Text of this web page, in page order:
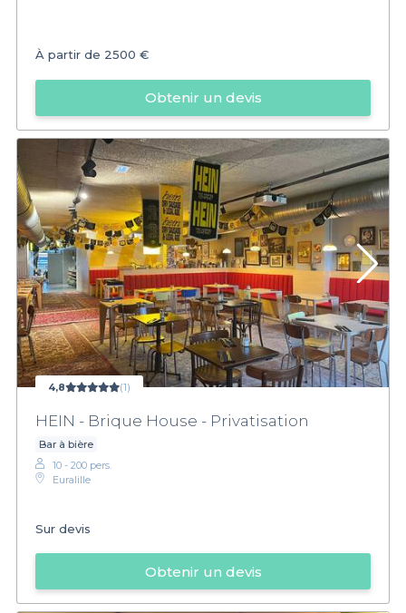
À partir de 2500 €
Obtenir un devis
4,8 (1)
HEIN - Brique House - Privatisation
Bar à bière
10 - 200 pers.
Euralille
Sur devis
Obtenir un devis